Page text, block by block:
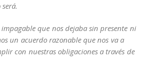
que nos dejaba sin presente ni
un acuerdo razonable que nos va a
con nuestras obligaciones a través de